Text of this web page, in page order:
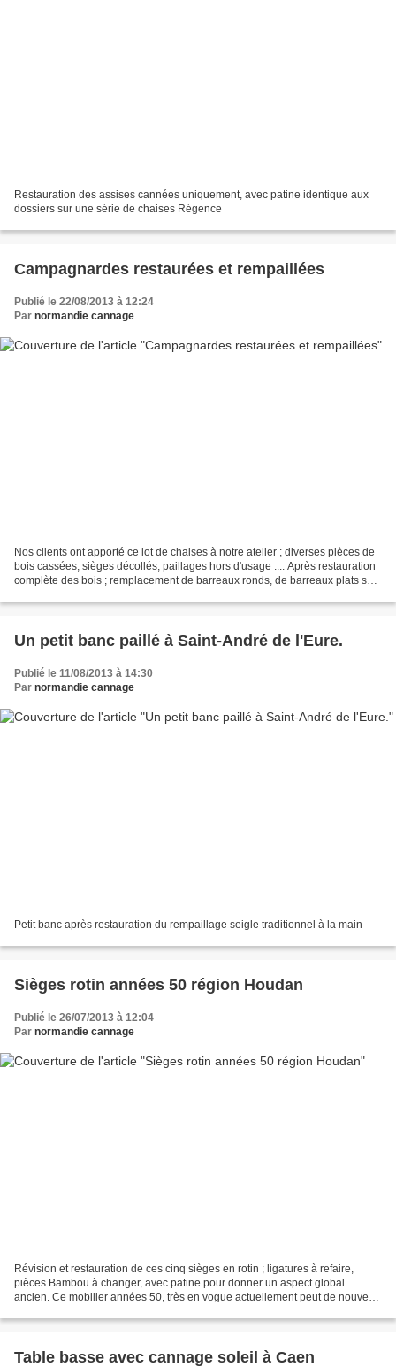
Restauration des assises cannées uniquement, avec patine identique aux
dossiers sur une série de chaises Régence
Campagnardes restaurées et rempaillées
Publié le 22/08/2013 à 12:24
Par normandie cannage
Nos clients ont apporté ce lot de chaises à notre atelier ; diverses pièces de
bois cassées, sièges décollés, paillages hors d'usage .... Après restauration
complète des bois ; remplacement de barreaux ronds, de barreaux plats sur
Un petit banc paillé à Saint-André de l'Eure.
Publié le 11/08/2013 à 14:30
Par normandie cannage
Petit banc après restauration du rempaillage seigle traditionnel à la main
Sièges rotin années 50 région Houdan
Publié le 26/07/2013 à 12:04
Par normandie cannage
Révision et restauration de ces cinq sièges en rotin ; ligatures à refaire,
pièces Bambou à changer, avec patine pour donner un aspect global
ancien. Ce mobilier années 50, très en vogue actuellement peut de nouveau
Table basse avec cannage soleil à Caen